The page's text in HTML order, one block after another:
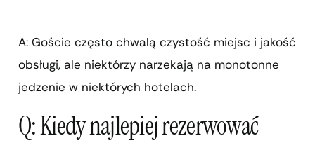
A: Goście często chwalą czystość miejsc i jakość
obsługi, ale niektórzy narzekają na monotonne
jedzenie w niektórych hotelach.
Q: Kiedy najlepiej rezerwować